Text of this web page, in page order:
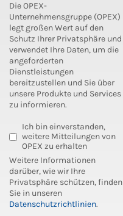
Die OPEX-
Unternehmensgruppe (OPEX)
legt großen Wert auf den
Schutz Ihrer Privatsphäre und
verwendet Ihre Daten, um die
angeforderten
Dienstleistungen
bereitzustellen und Sie über
unsere Produkte und Services
zu informieren.
Ich bin einverstanden,
weitere Mitteilungen von
OPEX zu erhalten
Weitere Informationen
darüber, wie wir Ihre
Privatsphäre schützen, finden
Sie in unseren
Datenschutzrichtlinien.